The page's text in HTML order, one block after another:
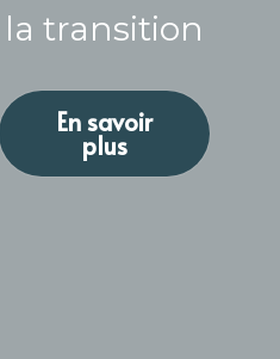
la transition
En savoir
plus